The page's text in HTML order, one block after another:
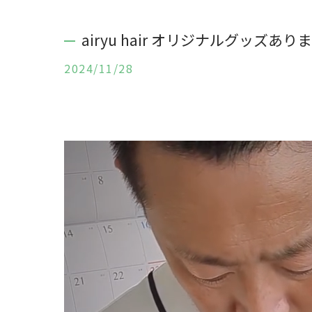
airyu hair オリジナルグッズあり
2024/11/28